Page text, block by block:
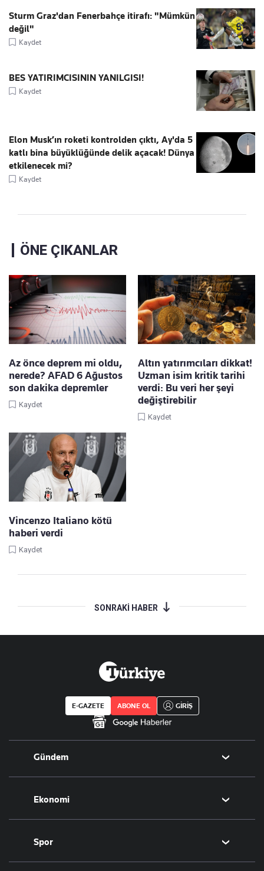
Sturm Graz'dan Fenerbahçe itirafı: "Mümkün
değil"
Kaydet
BES YATIRIMCISININ YANILGISI!
Kaydet
Elon Musk’ın roketi kontrolden çıktı, Ay'da 5
katlı bina büyüklüğünde delik açacak! Dünya
etkilenecek mi?
Kaydet
ÖNE ÇIKANLAR
Az önce deprem mi oldu,
nerede? AFAD 6 Ağustos
son dakika depremler
Kaydet
Altın yatırımcıları dikkat!
Uzman isim kritik tarihi
verdi: Bu veri her şeyi
değiştirebilir
Kaydet
Vincenzo Italiano kötü
haberi verdi
Kaydet
SONRAKİ HABER
E-GAZETE ABONE OL GİRİŞ
Gündem
Eğitim
Ekonomi
Altın
Spor